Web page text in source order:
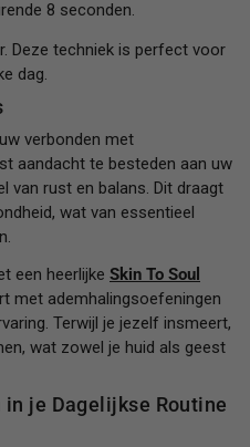
8 seconden.
Deze techniek is perfect voor
dag.
verbonden met
aandacht te besteden aan uw
van rust en balans. Dit draagt
wat van essentieel
een heerlijke Skin To Soul
met ademhalingsoefeningen
Terwijl je jezelf insmeert,
wat zowel je huid als geest
je Dagelijkse Routine